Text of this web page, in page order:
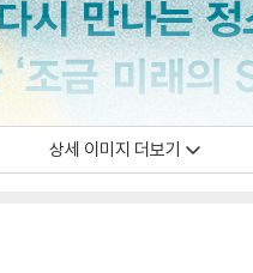
상세 이미지 더보기